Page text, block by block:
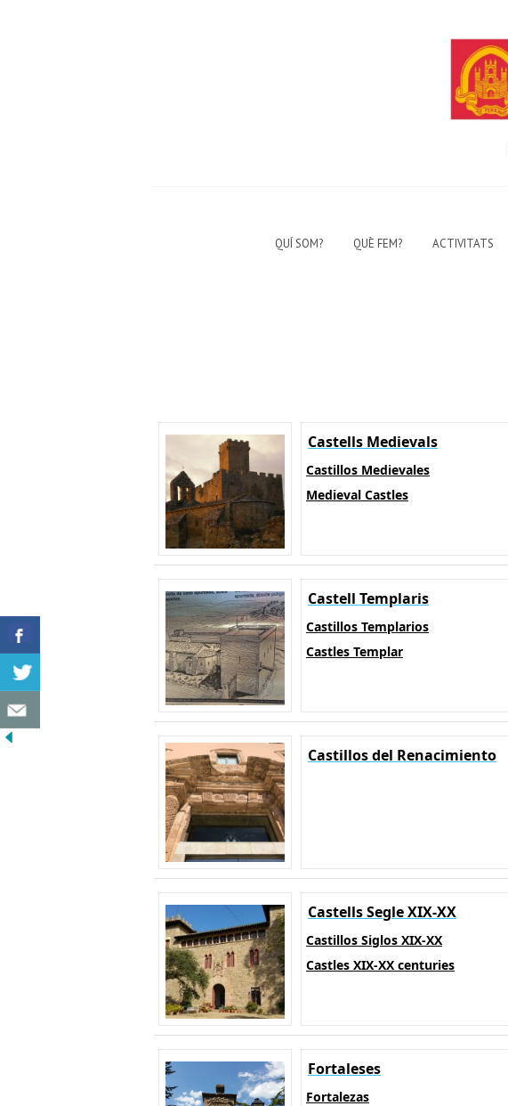
QUÍ SOM? QUÈ FEM? ACTIVITATS
Castells Medievals
Castillos Medievales
Medieval Castles
Castell Templaris
Castillos Templarios
Castles Templar
Castillos del Renacimiento
Castells Segle XIX-XX
Castillos Siglos XIX-XX
Castles XIX-XX centuries
Fortaleses
Fortalezas